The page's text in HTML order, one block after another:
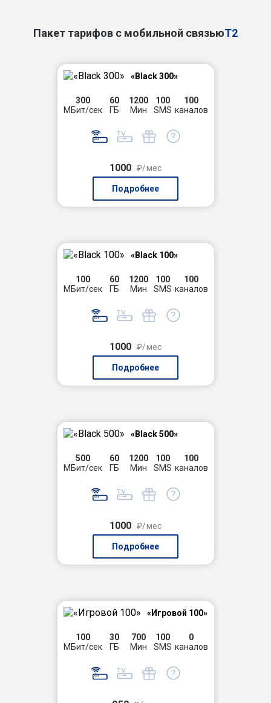
Пакет тарифов с мобильной связьюT2
«Black 300»
300
МБит/сек
60
ГБ
1200
Мин
100
SMS
100
каналов
1000 ₽/мес
Подробнее
«Black 100»
100
МБит/сек
60
ГБ
1200
Мин
100
SMS
100
каналов
1000 ₽/мес
Подробнее
«Black 500»
500
МБит/сек
60
ГБ
1200
Мин
100
SMS
100
каналов
1000 ₽/мес
Подробнее
«Игровой 100»
100
МБит/сек
30
ГБ
700
Мин
100
SMS
0
каналов